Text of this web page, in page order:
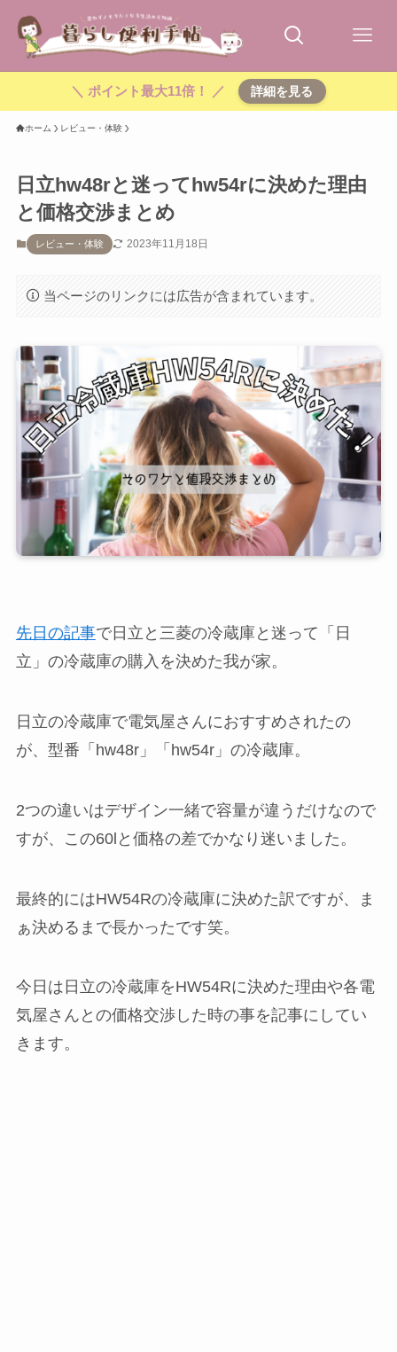
＼ ポイント最大11倍！ ／ 詳細を見る
ホーム レビュー・体験
日立hw48rと迷ってhw54rに決めた理由
と価格交渉まとめ
レビュー・体験 2023年11月18日
当ページのリンクには広告が含まれています。
先日の記事で日立と三菱の冷蔵庫と迷って「日
立」の冷蔵庫の購入を決めた我が家。
日立の冷蔵庫で電気屋さんにおすすめされたの
が、型番「hw48r」「hw54r」の冷蔵庫。
2つの違いはデザイン一緒で容量が違うだけなので
すが、この60lと価格の差でかなり迷いました。
最終的にはHW54Rの冷蔵庫に決めた訳ですが、ま
ぁ決めるまで長かったです笑。
今日は日立の冷蔵庫をHW54Rに決めた理由や各電
気屋さんとの価格交渉した時の事を記事にしてい
きます。